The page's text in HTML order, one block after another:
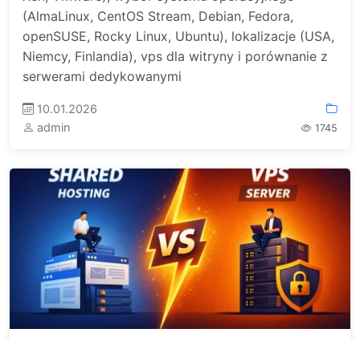
(AlmaLinux, CentOS Stream, Debian, Fedora,
openSUSE, Rocky Linux, Ubuntu), lokalizacje (USA,
Niemcy, Finlandia), vps dla witryny i porównanie z
serwerami dedykowanymi
10.01.2026
admin
1745